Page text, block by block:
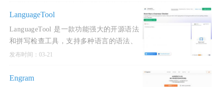
LanguageTool
LanguageTool 是一款功能强大的开源语法
和拼写检查工具，支持多种语言的语法、
拼写、风格和标点符号检查。
发布时间：03-21
Engram